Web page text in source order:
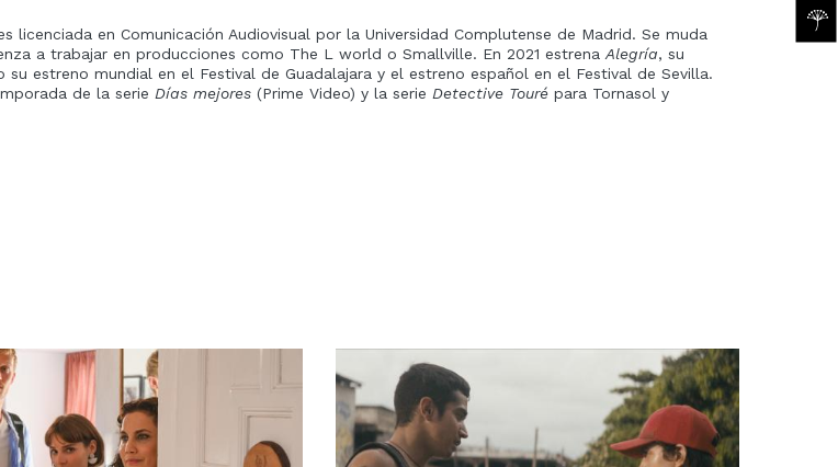
licenciada en Comunicación Audiovisual por la Universidad Complutense de Madrid. Se muda
a trabajar en producciones como The L world o Smallville. En 2021 estrena Alegría, su
estreno mundial en el Festival de Guadalajara y el estreno español en el Festival de Sevilla.
de la serie Días mejores (Prime Video) y la serie Detective Tourépara Tornasol y